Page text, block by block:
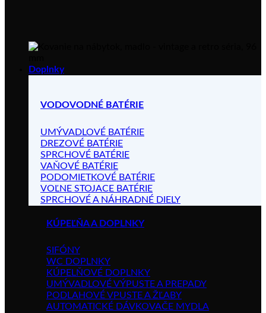
Doplnky
VODOVODNÉ BATÉRIE
UMÝVADLOVÉ BATÉRIE
DREZOVÉ BATÉRIE
SPRCHOVÉ BATÉRIE
VAŇOVÉ BATÉRIE
PODOMIETKOVÉ BATÉRIE
VOĽNE STOJACE BATÉRIE
SPRCHOVÉ A NÁHRADNÉ DIELY
KÚPEĽŇA A DOPLNKY
SIFÓNY
WC DOPLNKY
KÚPELŇOVÉ DOPLNKY
UMÝVADLOVÉ VÝPUSTE A PREPADY
PODLAHOVÉ VPUSTE A ŽĽABY
AUTOMATICKÉ DÁVKOVAČE MYDLA